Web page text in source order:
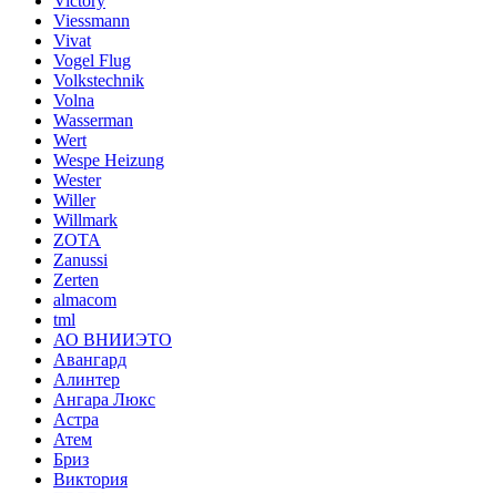
Viessmann
Vivat
Vogel Flug
Volkstechnik
Volna
Wasserman
Wert
Wespe Heizung
Wester
Willer
Willmark
ZOTA
Zanussi
Zerten
almacom
tml
АО ВНИИЭТО
Авангард
Алинтер
Ангара Люкс
Астра
Атем
Бриз
Виктория